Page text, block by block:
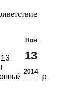
Ноя
13
2014
выбор